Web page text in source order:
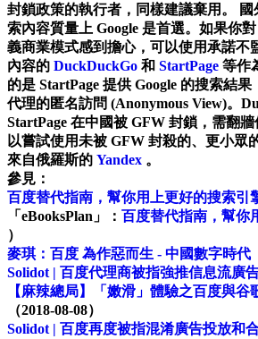
封鎖政策的執行者，同樣建議棄用。
索內容質量上 Google 是首選。如果你
義商業模式感到擔心，可以使用承諾不
內容的 DuckDuckGo 和 StartPage 等作
的是 StartPage 提供 Google 的搜索結
代理的匿名訪問 (Anonymous View)。
StartPage 在中國被 GFW 封鎖，需翻
以嘗試使用未被 GFW 封殺的、更小眾
來自俄羅斯的 Yandex 。
參見：
百度替代指南，幫你用上更好的搜索引
「eBooksPlan」： 百度替代指南，幫你
）
麥琪：百度 為作惡而生 - 中國數字時代
Solidot | 百度代理商被指強推信息流廣
【麻辣總局】「嫩滑」體驗之百度與谷
（2018-08-08）
Solidot | 百度再度被指混淆廣告投放和